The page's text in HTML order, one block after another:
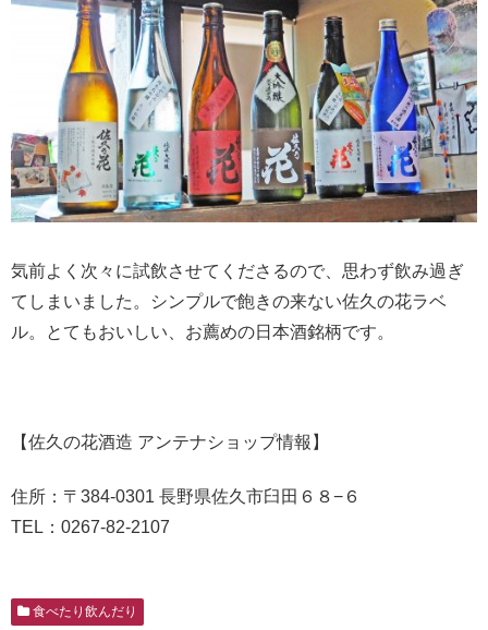
気前よく次々に試飲させてくださるので、思わず飲み過ぎ
てしまいました。シンプルで飽きの来ない佐久の花ラベ
ル。とてもおいしい、お薦めの日本酒銘柄です。
【佐久の花酒造 アンテナショップ情報】
住所：〒384-0301 長野県佐久市臼田６８−６
TEL：0267-82-2107
食べたり飲んだり